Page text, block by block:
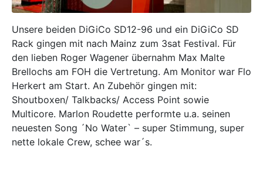
Unsere beiden DiGiCo SD12-96 und ein DiGiCo SD
Rack gingen mit nach Mainz zum 3sat Festival. Für
den lieben Roger Wagener übernahm Max Malte
Brellochs am FOH die Vertretung. Am Monitor war Flo
Herkert am Start. An Zubehör gingen mit:
Shoutboxen/ Talkbacks/ Access Point sowie
Multicore. Marlon Roudette performte u.a. seinen
neuesten Song ´No Water` – super Stimmung, super
nette lokale Crew, schee war´s.